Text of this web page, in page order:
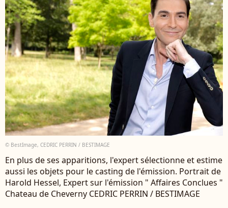
© BestImage, CEDRIC PERRIN / BESTIMAGE
En plus de ses apparitions, l'expert sélectionne et estime
aussi les objets pour le casting de l'émission. Portrait de
Harold Hessel, Expert sur l'émission " Affaires Conclues "
Chateau de Cheverny CEDRIC PERRIN / BESTIMAGE